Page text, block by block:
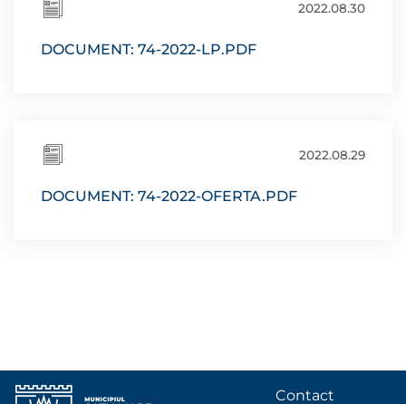
2022.08.30
DOCUMENT: 74-2022-LP.PDF
2022.08.29
DOCUMENT: 74-2022-OFERTA.PDF
Contact